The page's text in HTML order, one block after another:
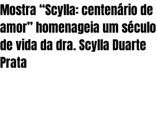
Mostra “Scylla: centenário de
amor” homenageia um século
de vida da dra. Scylla Duarte
Prata